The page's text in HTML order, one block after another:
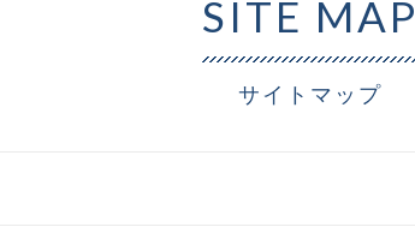
上下顎前突
サイトマップ
SITE MAP